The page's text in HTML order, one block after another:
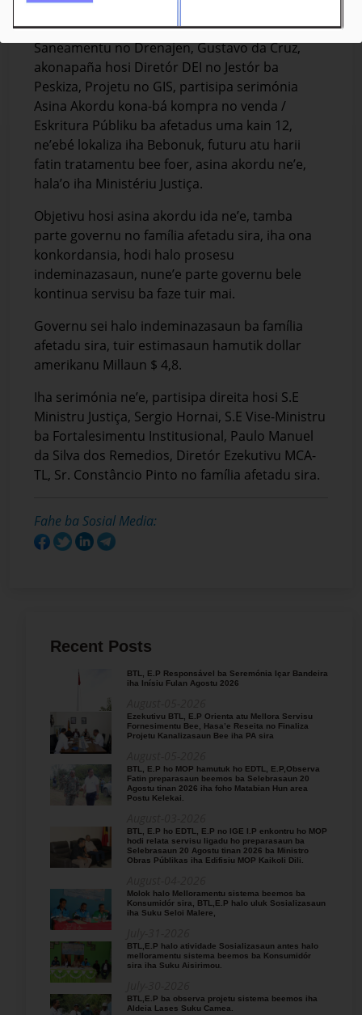
Díli, 04/10/2024, Vise-Prezidente Komisaun
Ezekutiva BTL, E.P, ba Asuntu Sistema Bee
Saneamentu no Drenajen, Gustavo da Cruz,
akonapaña hosi Diretór DEI no Jestór ba
Peskiza, Projetu no GIS, partisipa serimónia
Asina Akordu kona-bá kompra no venda /
Eskritura Públiku ba afetadus uma kain 12,
ne’ebé lokaliza iha Bebonuk, futuru atu harii
fatin tratamentu bee foer, asina akordu ne’e,
hala’o iha Ministériu Justiça.
Objetivu hosi asina akordu ida ne’e, tamba
parte governu no família afetadu sira, iha ona
konkordansia, hodi halo prosesu
indeminazasaun, nune’e parte governu bele
kontinua servisu ba faze tuir mai.
Governu sei halo indeminazasaun ba família
afetadu sira, tuir estimasaun hamutik dollar
amerikanu Millaun $ 4,8.
Iha serimónia ne’e, partisipa direita hosi S.E
Ministru Justiça, Sergio Hornai, S.E Vise-Ministru
ba Fortalesimentu Institusional, Paulo Manuel
da Silva dos Remedios, Diretór Ezekutivu MCA-
TL, Sr. Constâncio Pinto no família afetadu sira.
Fahe ba Sosial Media:
Recent Posts
BTL, E.P Responsável ba Seremónia Içar Bandeira
iha Inísiu Fulan Agostu 2026
Ezekutivu BTL, E.P Orienta atu Mellora Servisu
Fornesimentu Bee, Hasa’e Reseita no Finaliza
Projetu Kanalizasaun Bee iha PA sira
BTL, E.P ho MOP hamutuk ho EDTL, E.P,Observa
Fatin preparasaun beemos ba Selebrasaun 20
Agostu tinan 2026 iha foho Matabian Hun area
Postu Kelekai.
BTL, E.P ho EDTL, E.P no IGE I.P enkontru ho MOP
hodi relata servisu ligadu ho preparasaun ba
Selebrasaun 20 Agostu tinan 2026 ba Ministro
Obras Públikas iha Edifisiu MOP Kaikoli Dili.
Molok halo Melloramentu sistema beemos ba
Konsumidór sira, BTL,E.P halo uluk Sosializasaun
iha Suku Seloi Malere,
BTL,E.P halo atividade Sosializasaun antes halo
melloramentu sistema beemos ba Konsumidór
sira iha Suku Aisirimou.
BTL,E.P ba observa projetu sistema beemos iha
Aldeia Lases Suku Camea.